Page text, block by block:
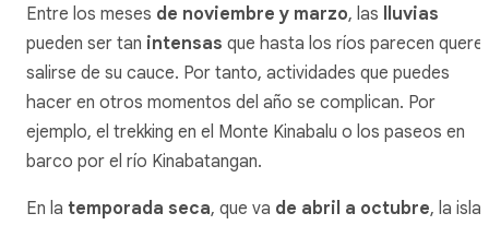
Entre los meses de noviembre y marzo, las
lluvias
pueden ser tan intensas que hasta los ríos parecen querer
salirse de su cauce. Por tanto, actividades que puedes
hacer en otros momentos del año se complican. Por
ejemplo, el trekking en el Monte Kinabalu o los paseos en
barco por el río Kinabatangan.
En la temporada seca, que va de abril a octubre, la isla